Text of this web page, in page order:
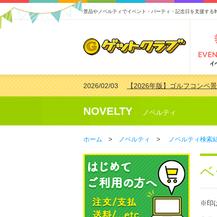
景品やノベルティでイベント・パーティ・記念日を支援する
2026/02/03【2026年版】ゴルフコンペ
2026/07/15【2026年版】ビンゴゲーム
2026/04/03【2026年版】ゴルフコンペ
2026/02/16 【2026年版】結婚式の二次
NOVELTY ノベルティ
ホーム > ノベルティ > ノベルティ検索
※印